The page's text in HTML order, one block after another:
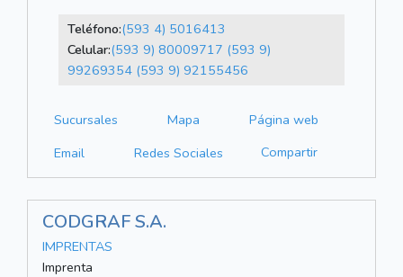
Teléfono:(593 4) 5016413
Celular:(593 9) 80009717 (593 9)
99269354 (593 9) 92155456
Sucursales Mapa
Página web
Email
Redes Sociales Compartir
CODGRAF S.A.
IMPRENTAS
Imprenta